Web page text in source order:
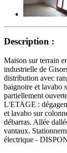
Description :
Maison sur terrain
industrielle de
distribution avec
baignoire et lavabo
partiellement
L'ETAGE :
et lavabo sur
débarras. Allée
vantaux.
électrique -